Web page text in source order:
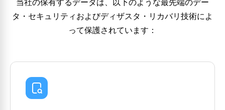
当社の保有するデータは、以下のような最先端のデー
タ・セキュリティおよびディザスタ・リカバリ技術によ
って保護されています：